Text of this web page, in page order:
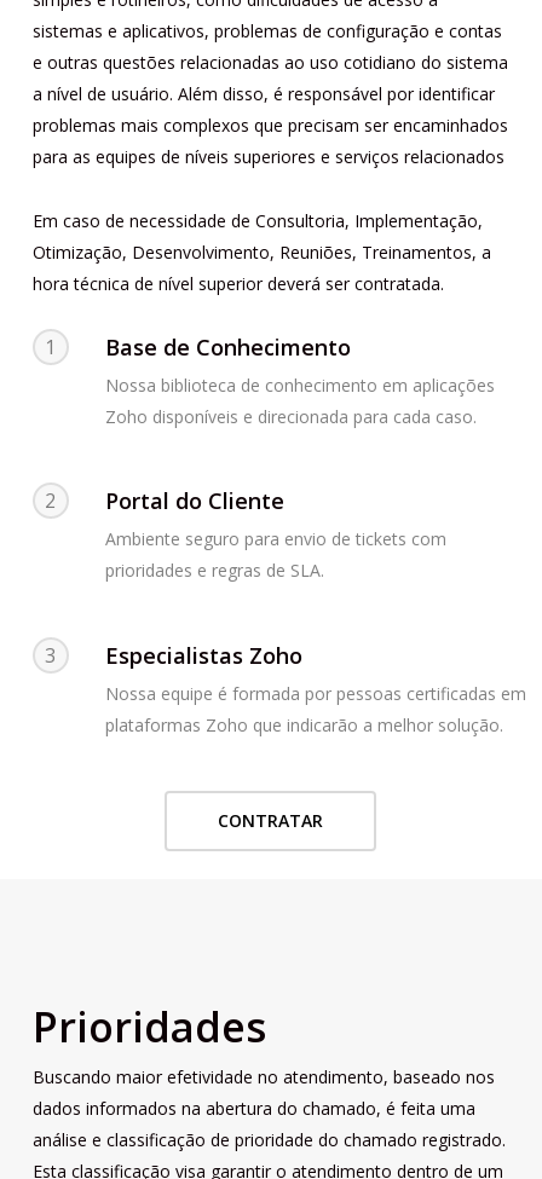
sistemas e aplicativos, problemas de configuração e contas
e outras questões relacionadas ao uso cotidiano do sistema
a nível de usuário. Além disso, é responsável por identificar
problemas mais complexos que precisam ser encaminhados
para as equipes de níveis superiores e serviços relacionados
Em caso de necessidade de Consultoria, Implementação,
Otimização, Desenvolvimento, Reuniões, Treinamentos, a
hora técnica de nível superior deverá ser contratada.
1 Base de Conhecimento
Nossa biblioteca de conhecimento em aplicações
Zoho disponíveis e direcionada para cada caso.
2 Portal do Cliente
Ambiente seguro para envio de tickets com
prioridades e regras de SLA.
3 Especialistas Zoho
Nossa equipe é formada por pessoas certificadas em
plataformas Zoho que indicarão a melhor solução.
CONTRATAR
Prioridades
Buscando maior efetividade no atendimento, baseado nos
dados informados na abertura do chamado, é feita uma
análise e classificação de prioridade do chamado registrado.
Esta classificação visa garantir o atendimento dentro de um